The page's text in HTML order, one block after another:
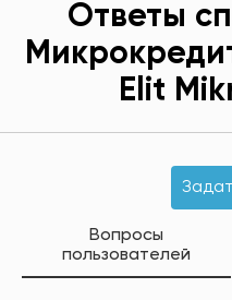
Ответы
Elit
Вопросы
пользователей